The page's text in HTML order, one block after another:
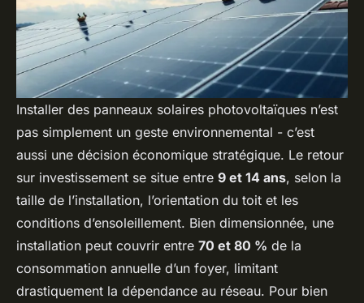
Installer des panneaux solaires photovoltaïques n’est
pas simplement un geste environnemental - c’est
aussi une décision économique stratégique. Le retour
sur investissement se situe entre 9 et 14 ans, selon la
taille de l’installation, l’orientation du toit et les
conditions d’ensoleillement. Bien dimensionnée, une
installation peut couvrir entre 70 et 80 % de la
consommation annuelle d’un foyer, limitant
drastiquement la dépendance au réseau. Pour bien